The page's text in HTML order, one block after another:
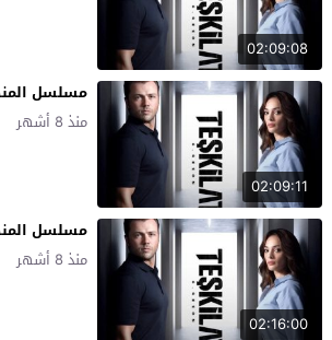
02:09:08
02:09:11
مسلسل
منذ 8 أشهر
02:16:00
مسلسل
منذ 8 أشهر